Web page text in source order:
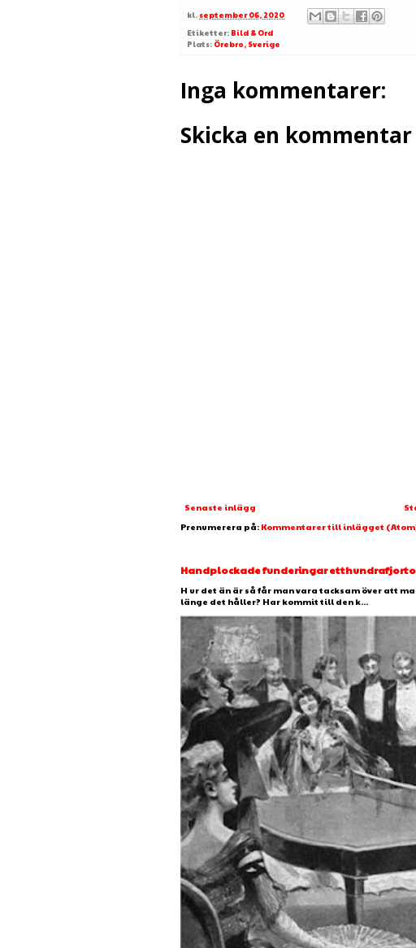
kl. september 06, 2020
Etiketter: Bild & Ord
Plats: Örebro, Sverige
Inga kommentarer:
Skicka en kommentar
Senaste inlägg
Prenumerera på: Kommentarer till inlägget
Handplockade funderingar
H ur det än är så får man vara tacksam över att
länge det håller? Har kommit till den k...